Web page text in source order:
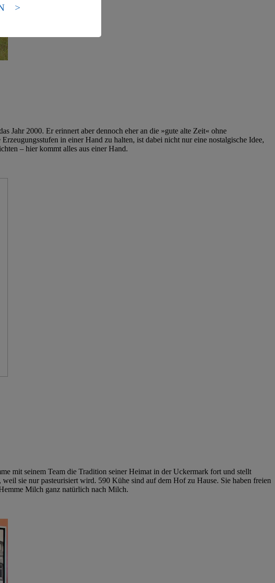
Jahr 2000. Er erinnert aber dennoch eher an die »gute alte Zeit« ohne
in einer Hand zu halten, ist dabei nicht nur eine nostalgische Idee,
– hier kommt alles aus einer Hand.
mit seinem Team die Tradition seiner Heimat in der Uckermark fort und stellt
sie nur pasteurisiert wird. 590 Kühe sind auf dem Hof zu Hause. Sie haben freien
Milch ganz natürlich nach Milch.